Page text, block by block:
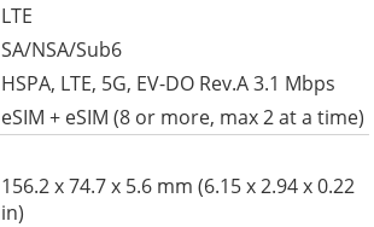
LTE
SA/NSA/Sub6
HSPA, LTE, 5G, EV-DO Rev.A 3.1 Mbps
eSIM + eSIM (8 or more, max 2 at a time)
156.2 x 74.7 x 5.6 mm (6.15 x 2.94 x 0.22
in)